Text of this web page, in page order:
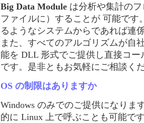
Big Data Module は分析や集計の
ファイルに）することが 可能です
るようなシステムからであれば連
また、すべてのアルゴリズムが自
能を DLL 形式でご提供し直接コー
です。是非ともお気軽にご相談く
OS の制限はありますか
Windows のみでのご提供になりま
的に Linux 上で呼ぶことも可能で